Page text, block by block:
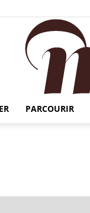
PARCOURIR